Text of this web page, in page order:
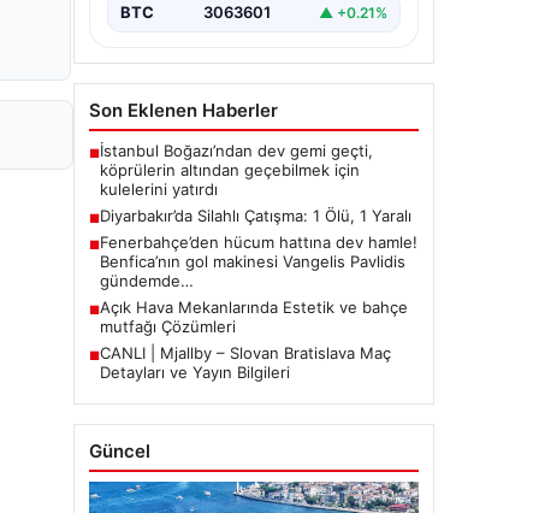
BTC 3063601 ▲ +0.21%
Son Eklenen Haberler
■İstanbul Boğazı’ndan dev gemi geçti,
köprülerin altından geçebilmek için
kulelerini yatırdı
■Diyarbakır’da Silahlı Çatışma: 1 Ölü, 1 Yaralı
■Fenerbahçe’den hücum hattına dev hamle!
Benfica’nın gol makinesi Vangelis Pavlidis
gündemde…
■Açık Hava Mekanlarında Estetik ve bahçe
mutfağı Çözümleri
■CANLI | Mjallby – Slovan Bratislava Maç
Detayları ve Yayın Bilgileri
Güncel